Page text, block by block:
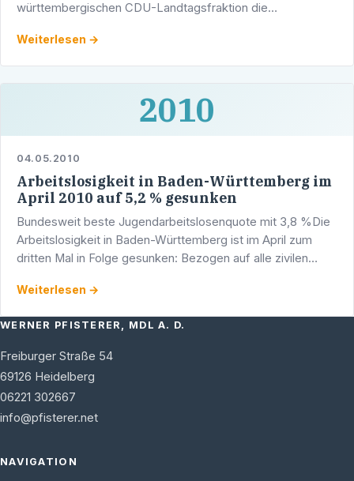
württembergischen CDU-Landtagsfraktion die
des Gesprächs - unter anderem …
Weiterlesen →
2010
04.05.2010
Arbeitslosigkeit in Baden-Württemberg im
April 2010 auf 5,2 % gesunken
Bundesweit beste Jugendarbeitslosenquote mit 3,8 %Die
Arbeitslosigkeit in Baden-Württemberg ist im April zum
dritten Mal in Folge gesunken: Bezogen auf alle zivilen
Weiterlesen →
WERNER PFISTERER, MDL A. D.
Freiburger Straße 54
69126 Heidelberg
06221 302667
info@pfisterer.net
NAVIGATION